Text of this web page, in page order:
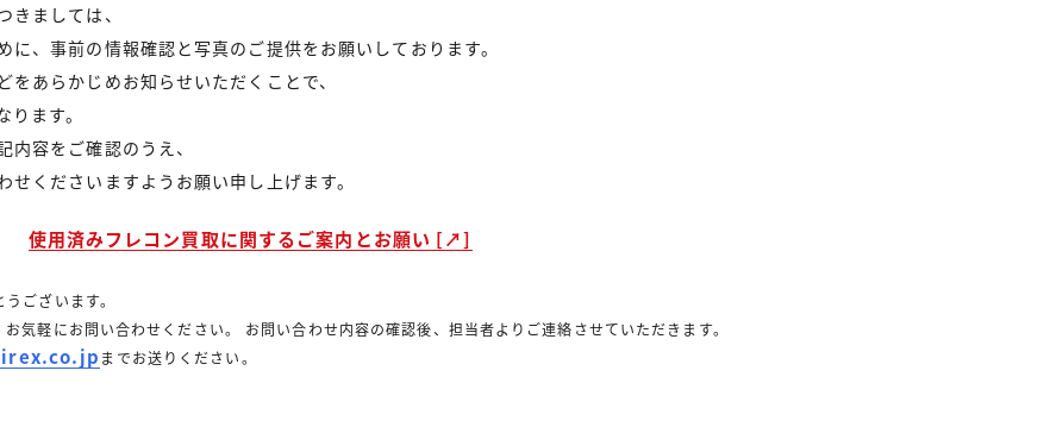
ましては、
、事前の情報確認と写真のご提供をお願いしております。
あらかじめお知らせいただくことで、
ます。
容をご確認のうえ、
くださいますようお願い申し上げます。
使用済みフレコン買取に関するご案内とお願い [↗]
ございます。
気軽にお問い合わせください。 お問い合わせ内容の確認後、担当者よりご連絡させていただきます。
までお送りください。